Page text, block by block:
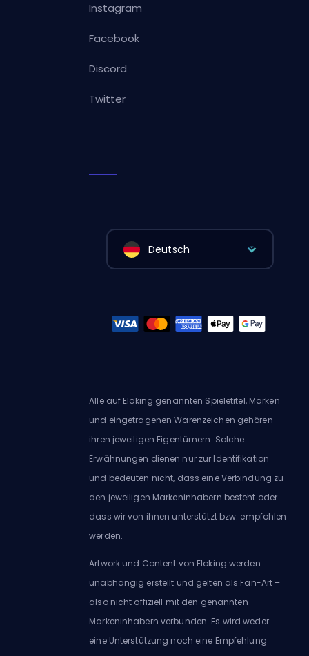
Instagram
Facebook
Discord
Twitter
Deutsch
Alle auf Eloking genannten Spieletitel, Marken
und eingetragenen Warenzeichen gehören
ihren jeweiligen Eigentümern. Solche
Erwähnungen dienen nur zur Identifikation
und bedeuten nicht, dass eine Verbindung zu
den jeweiligen Markeninhabern besteht oder
dass wir von ihnen unterstützt bzw. empfohlen
werden.
Artwork und Content von Eloking werden
unabhängig erstellt und gelten als Fan-Art –
also nicht offiziell mit den genannten
Markeninhabern verbunden. Es wird weder
eine Unterstützung noch eine Empfehlung